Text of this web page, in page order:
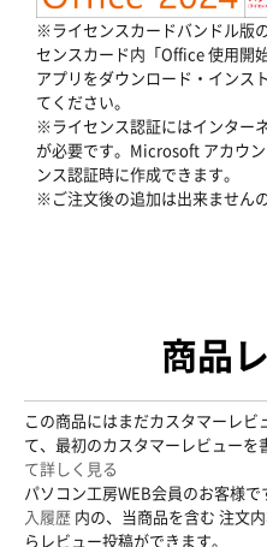
※ライセンスカードバンドル版
センスカード内「Office 使用開
アプリをダウンロード・インス
てください。
※ライセンス認証にはインター
が必要です。Microsoft アカウ
ンス認証時に作成できます。
※ご注文後の追加は出来ません
商品
この商品にはまだカスタマーレ
て、最初のカスタマーレビューを
て詳しく見る
パソコン工房WEB会員のお客様
入履歴 内の、当商品を含む 注文
らレビュー投稿ができます。